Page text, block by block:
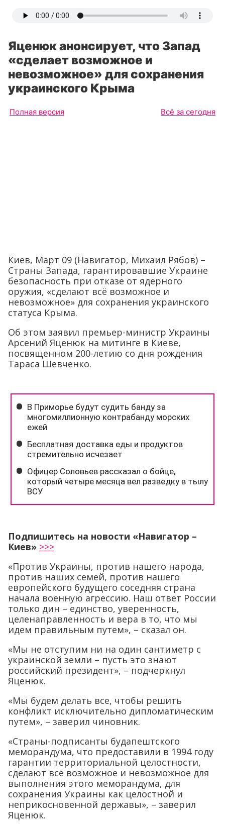
Яценюк анонсирует, что Запад
«сделает возможное и
невозможное» для сохранения
украинского Крыма
Полная версия Всё за сегодня
Киев, Март 09 (Навигатор, Михаил Рябов) –
Страны Запада, гарантировавшие Украине
безопасность при отказе от ядерного
оружия, «сделают всё возможное и
невозможное» для сохранения украинского
статуса Крыма.
Об этом заявил премьер-министр Украины
Арсений Яценюк на митинге в Киеве,
посвященном 200-летию со дня рождения
Тараса Шевченко.
Подпишитесь на новости «Навигатор –
Киев» >>>
«Против Украины, против нашего народа,
против наших семей, против нашего
европейского будущего соседняя страна
начала военную агрессию. Наш ответ России
только дин – единство, уверенность,
целенаправленность и вера в то, что мы
идем правильным путем», – сказал он.
«Мы не отступим ни на один сантиметр с
украинской земли – пусть это знают
российский президент», – подчеркнул
Яценюк.
«Мы будем делать все, чтобы решить
конфликт исключительно дипломатическим
путем», – заверил чиновник.
«Страны-подписанты будапештского
меморандума, что предоставили в 1994 году
гарантии территориальной целостности,
сделают всё возможное и невозможное для
выполнения этого меморандума, для
сохранения Украины как целостной и
неприкосновенной державы», – заверил
Яценюк.